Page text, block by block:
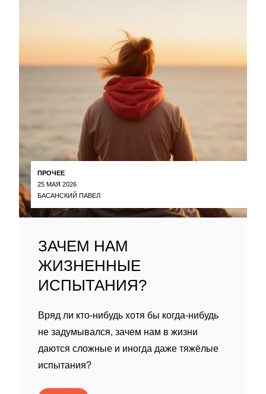
ПРОЧЕЕ
25 МАЯ 2026
БАСАНСКИЙ ПАВЕЛ
ЗАЧЕМ НАМ
ЖИЗНЕННЫЕ
ИСПЫТАНИЯ?
Вряд ли кто-нибудь хотя бы когда-нибудь
не задумывался, зачем нам в жизни
даются сложные и иногда даже тяжёлые
испытания?